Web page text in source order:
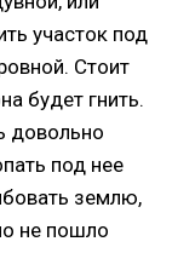
участок под
Стоит
будет гнить.
довольно
под нее
землю,
не пошло